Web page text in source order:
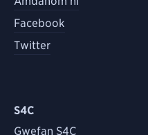
Facebook
Twitter
S4C
Gwefan S4C